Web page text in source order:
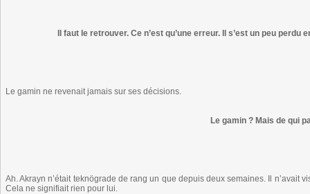
Il faut le retrouver. Ce n’est qu’une erreur. Il s’est un peu
Le gamin ne revenait jamais sur ses décisions.
Le gamin ? Mais de qui
Ah. Akrayn n’était teknögrade de rang un que depuis deux semaines. Il n’avait
Cela ne signifiait rien pour lui.